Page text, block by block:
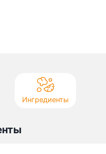
Ингредиенты